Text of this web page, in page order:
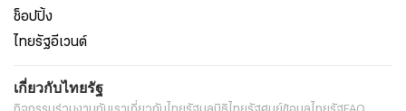
ช็อปปิ้ง
ไทยรัฐอีเวนต์
เกี่ยวกับไทยรัฐ